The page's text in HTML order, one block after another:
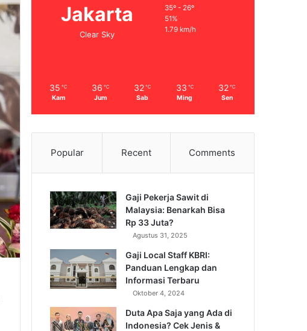
Jakarta
Clear Sky
35º - 26º
51%
1.79 km/h
35 ℃
Kam
36 ℃
Jum
32 ℃
Sab
33 ℃
Ming
32 ℃
Sen
Popular Recent Comments
Gaji Pekerja Sawit di
Malaysia: Benarkah Bisa
Rp 33 Juta?
Agustus 31, 2025
Gaji Local Staff KBRI:
Panduan Lengkap dan
Informasi Terbaru
Oktober 4, 2024
Duta Apa Saja yang Ada di
Indonesia? Cek Jenis &